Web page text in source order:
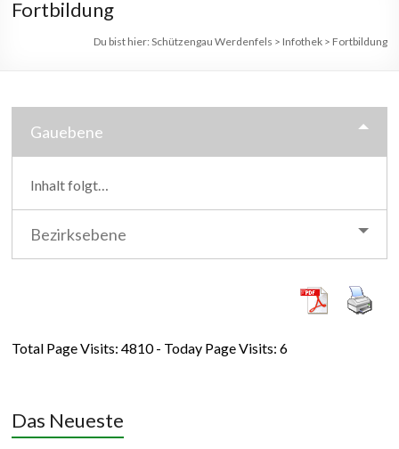
Fortbildung
Du bist hier: Schützengau Werdenfels > Infothek> Fortbildung
Gauebene
Inhalt folgt…
Bezirksebene
Total Page Visits: 4810 - Today Page Visits: 6
Das Neueste